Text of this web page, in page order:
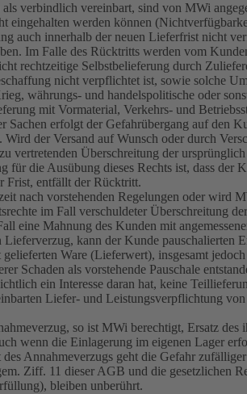
verbindlich vereinbart, sind von MWi
eingehalten werden können
auch innerhalb der neuen Lieferfrist nicht
Im Falle des Rücktritts werden vom
rechtzeitige Selbstbelieferung durch
nicht verpflichtet ist, sowie solche
währungs- und handelspolitische oder
mit Vormaterial, Verkehrs- und
Sachen erfolgt der Gefahrübergang auf den
Wird der Versand auf Wunsch oder durch
vertretenden Überschreitung der
für die Ausübung dieses Rechts ist, dass
Frist, entfällt der Rücktritt.
nach vorstehenden Regelungen oder wird
im Fall verschuldeter Überschreitung
eine Mahnung des Kunden mit
kann der Kunde pauschalierten
gelieferten Ware (Lieferwert), insgesamt
Schaden als vorstehende Pauschale
ein Interesse daran hat, keine
Liefer- und Leistungsverpflichtung
so ist MWi berechtigt, Ersatz des
wenn die Einlagerung im eigenen Lager
Annahmeverzugs geht die Gefahr
Ziff. 11 dieser AGB und die gesetzlichen
bleiben unberührt.